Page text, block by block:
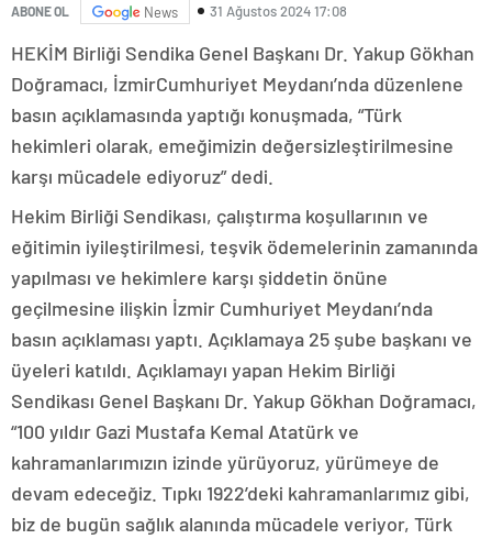
ABONE OL News 31 Ağustos 2024 17:08
HEKİM Birliği Sendika Genel Başkanı Dr. Yakup Gökhan
Doğramacı, İzmirCumhuriyet Meydanı’nda düzenlene
basın açıklamasında yaptığı konuşmada, “Türk
hekimleri olarak, emeğimizin değersizleştirilmesine
karşı mücadele ediyoruz” dedi.
Hekim Birliği Sendikası, çalıştırma koşullarının ve
eğitimin iyileştirilmesi, teşvik ödemelerinin zamanında
yapılması ve hekimlere karşı şiddetin önüne
geçilmesine ilişkin İzmir Cumhuriyet Meydanı’nda
basın açıklaması yaptı. Açıklamaya 25 şube başkanı ve
üyeleri katıldı. Açıklamayı yapan Hekim Birliği
Sendikası Genel Başkanı Dr. Yakup Gökhan Doğramacı,
“100 yıldır Gazi Mustafa Kemal Atatürk ve
kahramanlarımızın izinde yürüyoruz, yürümeye de
devam edeceğiz. Tıpkı 1922’deki kahramanlarımız gibi,
biz de bugün sağlık alanında mücadele veriyor, Türk